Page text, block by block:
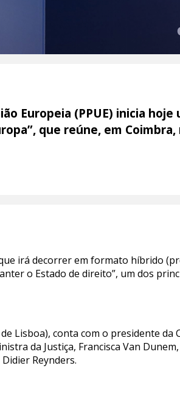
Europeia (PPUE) inicia
que reúne, em
irá decorrer em formato híbrido
o Estado de direito”, um dos
Lisboa), conta com o presidente da
da Justiça, Francisca Van
Reynders.